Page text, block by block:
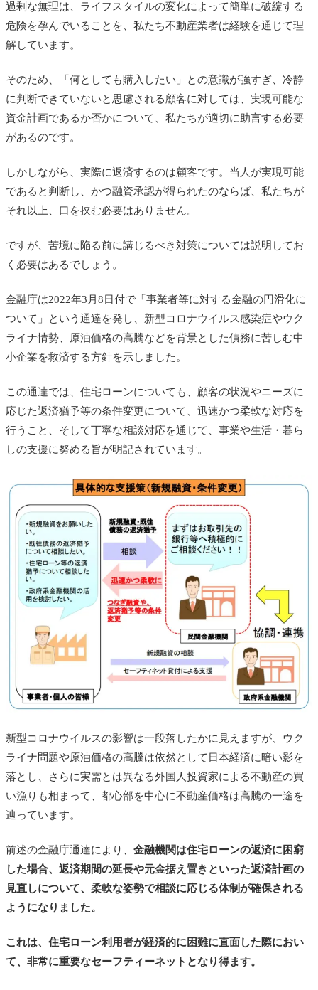
過剰な無理は、ライフスタイルの変化によって簡単に破綻する
危険を孕んでいることを、私たち不動産業者は経験を通じて理
解しています。
そのため、「何としても購入したい」との意識が強すぎ、冷静
に判断できていないと思慮される顧客に対しては、実現可能な
資金計画であるか否かについて、私たちが適切に助言する必要
があるのです。
しかしながら、実際に返済するのは顧客です。当人が実現可能
であると判断し、かつ融資承認が得られたのならば、私たちが
それ以上、口を挟む必要はありません。
ですが、苦境に陥る前に講じるべき対策については説明してお
く必要はあるでしょう。
金融庁は2022年3月8日付で「事業者等に対する金融の円滑化に
ついて」という通達を発し、新型コロナウイルス感染症やウク
ライナ情勢、原油価格の高騰などを背景とした債務に苦しむ中
小企業を救済する方針を示しました。
この通達では、住宅ローンについても、顧客の状況やニーズに
応じた返済猶予等の条件変更について、迅速かつ柔軟な対応を
行うこと、そして丁寧な相談対応を通じて、事業や生活・暮ら
しの支援に努める旨が明記されています。
新型コロナウイルスの影響は一段落したかに見えますが、ウク
ライナ問題や原油価格の高騰は依然として日本経済に暗い影を
落とし、さらに実需とは異なる外国人投資家による不動産の買
い漁りも相まって、都心部を中心に不動産価格は高騰の一途を
辿っています。
前述の金融庁通達により、 金融機関は住宅ローンの返済に困窮
した場合、返済期間の延長や元金据え置きといった返済計画の
見直しについて、柔軟な姿勢で相談に応じる体制が確保される
ようになりました。
これは、住宅ローン利用者が経済的に困難に直面した際におい
て、非常に重要なセーフティーネットとなり得ます。